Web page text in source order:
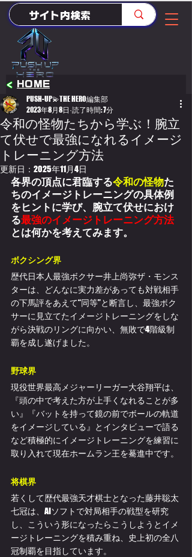
HOME
<
令和の怪物たちから学ぶ！腕立
て伏せで最強になれるイメージ
トレーニング方法
PUSH-UP💫THE HERO編集部
2023年8月8日 読了時間: 7分
更新日： 2025年11月4日
各界の頂点に君臨する令和の怪物た
ちのイメージトレーニングの具体例
をヒントに学び、腕立て伏せにおけ
る最強のイメージトレーニング方法
とは何かを考えてみます。
ボクシング界
歴代日本人最強ボクサー井上尚弥ザ・モンス
ターは、どんなに実力差があっても対戦相手
の下馬評をあえて“同等”と断言し、最強ボク
サーに見立てたイメージトレーニングをしな
がら決戦のリングに向かい、無敗で4階級制
覇を成し遂げました。
野球界
現役世界最高メジャーリーガー大谷翔平は、
『頭の中で考えた方が上手くなれることが多
い』『バットを持って鏡の前でボールの軌道
をイメージしている』とインタビューで語る
など積極的にイメージトレーニングを練習に
取り入れて現在ホームラン王を驀進中です。
将棋界
若くして歴代最強天才棋士となった藤井聡太
七冠は、AIソフトで対局相手の戦型を研究
し、こういう形になったらこうしようとイメ
ージトレーニングを積み重ね、史上初の全八
冠制覇を目指しています。